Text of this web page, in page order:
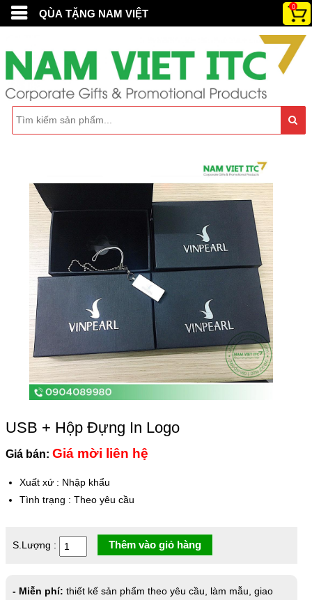
QÙA TẶNG NAM VIỆT
0
USB + Hộp Đựng In Logo
Giá bán: Giá mời liên hệ
Xuất xứ : Nhập khẩu
Tình trạng : Theo yêu cầu
S.Lượng : Thêm vào giỏ hàng
- Miễn phí: thiết kế sản phẩm theo yêu cầu, làm mẫu, giao